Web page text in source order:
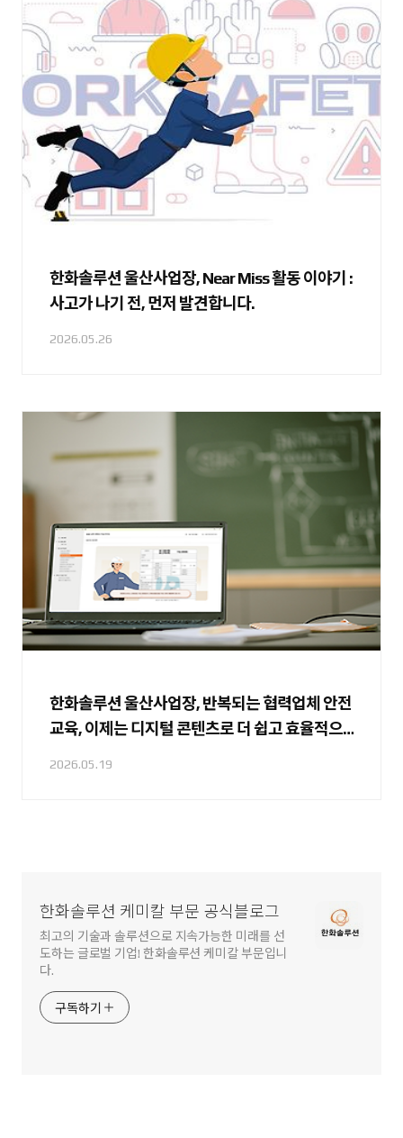
한화솔루션 울산사업장, Near Miss 활동 이야기 :
사고가 나기 전, 먼저 발견합니다.
2026.05.26
한화솔루션 울산사업장, 반복되는 협력업체 안전
교육, 이제는 디지털 콘텐츠로 더 쉽고 효율적으
2026.05.19
한화솔루션 케미칼 부문 공식블로그
최고의 기술과 솔루션으로 지속가능한 미래를 선
도하는 글로벌 기업! 한화솔루션 케미칼 부문입니
다.
구독하기